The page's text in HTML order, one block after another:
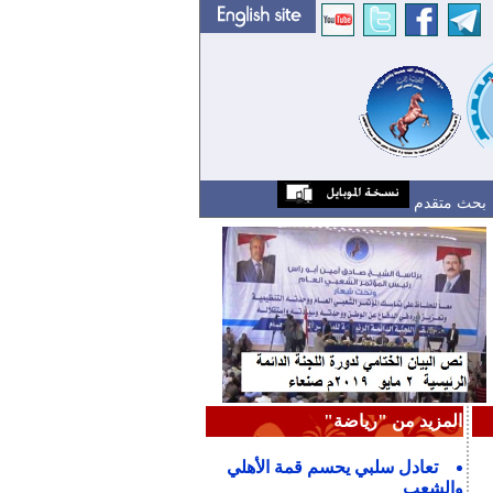
بحث متقدم
المزيد من "رياضة"
تعادل سلبي يحسم قمة الأهلي
والشعب